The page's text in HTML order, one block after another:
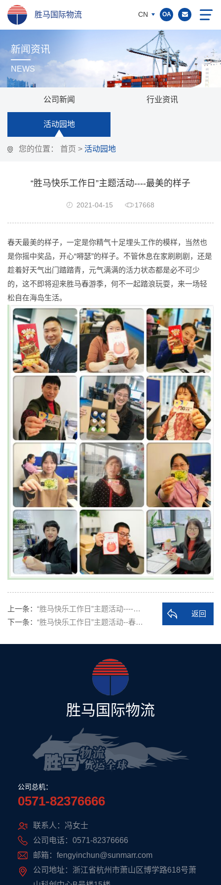
胜马国际物流 CN OA
新闻资讯
NEWS
公司新闻 行业资讯
活动园地
您的位置： 首页 > 活动园地
“胜马快乐工作日”主题活动----最美的样子
2021-04-15 17668
春天最美的样子，一定是你精气十足埋头工作的模样，当然也
是你摇中奖品，开心“嘚瑟”的样子。不管休息在家刷刷剧，还是
趁着好天气出门踏踏青，元气满满的活力状态都是必不可少
的，这不即将迎来胜马春游季，何不一起踏浪玩耍，来一场轻
松自在海岛生活。
上一条： “胜马快乐工作日”主题活动----…
下一条： “胜马快乐工作日”主题活动--春…
返回
胜马国际物流
公司总机：
0571-82376666
联系人：冯女士
公司电话：0571-82376666
邮箱：fengyinchun@sunmarr.com
公司地址：浙江省杭州市萧山区博学路618号萧